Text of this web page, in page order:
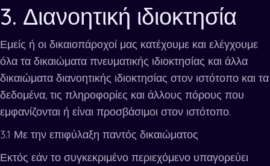
3. Διανοητική ιδιοκτησία
Εμείς ή οι δικαιοπάροχοί μας κατέχουμε και ελέγχουμε
όλα τα δικαιώματα πνευματικής ιδιοκτησίας και άλλα
δικαιώματα διανοητικής ιδιοκτησίας στον ιστότοπο και τα
δεδομένα, τις πληροφορίες και άλλους πόρους που
εμφανίζονται ή είναι προσβάσιμοι στον ιστότοπο.
3.1 Με την επιφύλαξη παντός δικαιώματος
Εκτός εάν το συγκεκριμένο περιεχόμενο υπαγορεύει